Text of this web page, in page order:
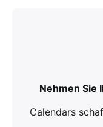
Nehmen Sie
Calendars